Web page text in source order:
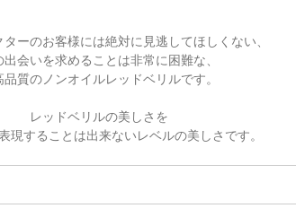
ターのお客様には絶対に見逃してほしくない、
出会いを求めることは非常に困難な、
品質のノンオイルレッドベリルです。
レッドベリルの美しさを
現することは出来ないレベルの美しさです。